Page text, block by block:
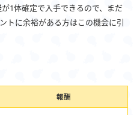
が1体確定で入手できるので、まだ
トに余裕がある方はこの機会に引
報酬